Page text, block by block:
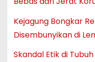
Kejagung Bongkar
Disembunyikan di
Skandal Etik di